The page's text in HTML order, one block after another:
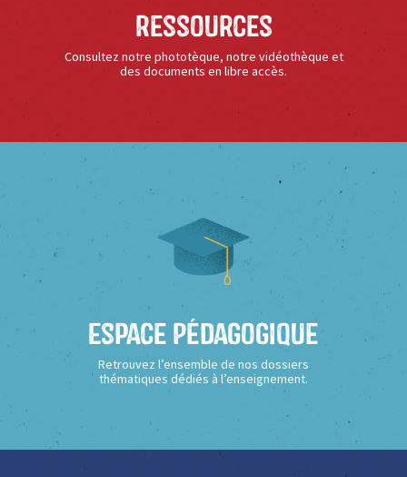
Ressources
Consultez notre phototèque, notre vidéothèque et
des documents en libre accès.
Espace Pédagogique
Retrouvez l’ensemble de nos dossiers
thématiques dédiés à l’enseignement.